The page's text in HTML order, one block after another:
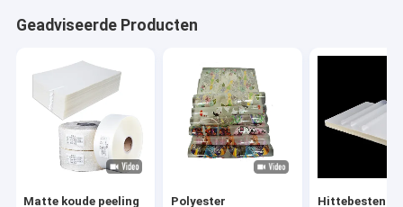
Geadviseerde Producten
Matte koude peeling Polyester